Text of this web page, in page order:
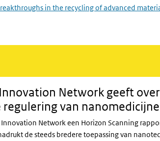
in the recycling of advanced
Innovation Network geeft
van
Innovation Networkeen Horizon Scanning
de steeds bredere toepassing van